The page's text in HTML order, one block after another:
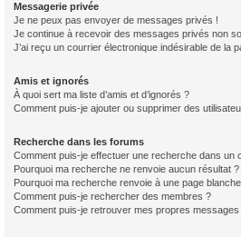
Messagerie privée
Je ne peux pas envoyer de messages privés !
Je continue à recevoir des messages privés non
J’ai reçu un courrier électronique indésirable de la
Amis et ignorés
À quoi sert ma liste d’amis et d’ignorés ?
Comment puis-je ajouter ou supprimer des
Recherche dans les forums
Comment puis-je effectuer une recherche dans un
Pourquoi ma recherche ne renvoie aucun résultat ?
Pourquoi ma recherche renvoie à une page
Comment puis-je rechercher des membres ?
Comment puis-je retrouver mes propres